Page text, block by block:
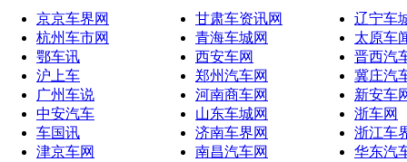
京京车界网
杭州车市网
鄂车讯
沪上车
广州车说
中安汽车
车国讯
津京车网
甘肃车资讯网
青海车城网
西安车网
郑州汽车网
河南商车网
山东车城网
济南车界网
南昌汽车网
辽宁车
太原车
晋西汽
冀庄汽
新安车
浙车网
浙江车
华东汽